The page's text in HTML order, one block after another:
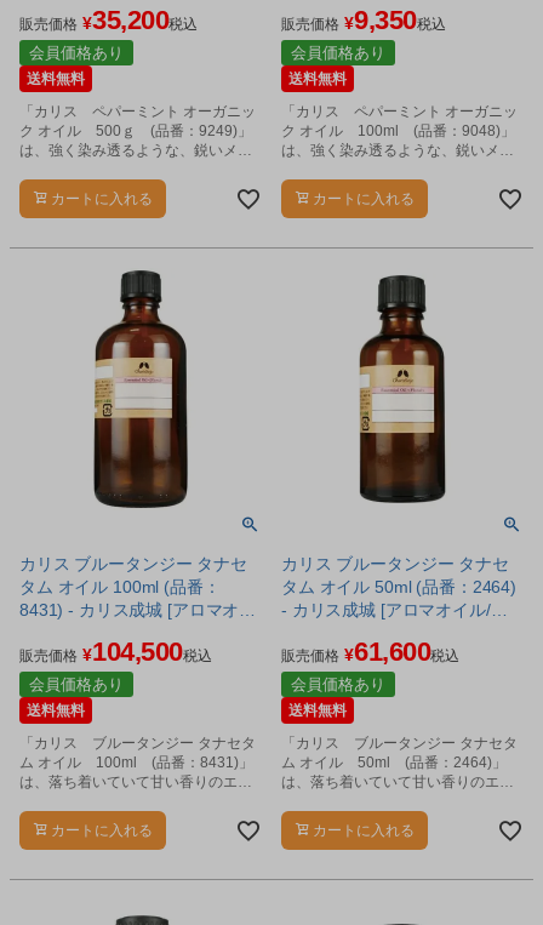
販売価格 ¥35,200税込
会員価格あり
送料無料
「カリス ペパーミント オーガニッ
ク オイル 500ｇ (品番：9249)」
は、強く染み透るような、鋭いメン
ルです。
カートに入れる
販売価格 ¥9,350税込
会員価格あり
送料無料
「カリス ペパーミント オーガニッ
ク オイル 100ml (品番：9048)」
は、強く染み透るような、鋭いメン
ルです。
カートに入れる
カリス ブルータンジー タナセ
タム オイル 100ml (品番：
8431) - カリス成城 [アロマオイ
販売価格 ¥104,500税込
会員価格あり
送料無料
「カリス ブルータンジー タナセタ
ム オイル 100ml (品番：8431)」
は、落ち着いていて甘い香りのエッ
カートに入れる
カリス ブルータンジー タナセ
タム オイル 50ml (品番：2464)
- カリス成城 [アロマオイル/エ
販売価格 ¥61,600税込
会員価格あり
送料無料
「カリス ブルータンジー タナセタ
ム オイル 50ml (品番：2464)」
は、落ち着いていて甘い香りのエッ
カートに入れる